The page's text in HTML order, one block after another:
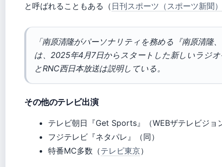
と呼ばれることもある（ 日刊スポーツ（スポーツ新聞）
「南原清隆がパーソナリティを務める『南原清隆
は、2025年4月7日からスタートした新しいラジ
とRNC西日本放送は説明している。
その他のテレビ出演
テレビ朝日『Get Sports』（WEBザテレビジョ
フジテレビ『ネタパレ』（同）
特番MC多数（テレビ東京）